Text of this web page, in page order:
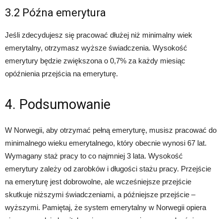
3.2 Późna emerytura
Jeśli zdecydujesz się pracować dłużej niż minimalny wiek
emerytalny, otrzymasz wyższe świadczenia. Wysokość
emerytury będzie zwiększona o 0,7% za każdy miesiąc
opóźnienia przejścia na emeryturę.
4. Podsumowanie
W Norwegii, aby otrzymać pełną emeryturę, musisz pracować do
minimalnego wieku emerytalnego, który obecnie wynosi 67 lat.
Wymagany staż pracy to co najmniej 3 lata. Wysokość
emerytury zależy od zarobków i długości stażu pracy. Przejście
na emeryturę jest dobrowolne, ale wcześniejsze przejście
skutkuje niższymi świadczeniami, a późniejsze przejście –
wyższymi. Pamiętaj, że system emerytalny w Norwegii opiera